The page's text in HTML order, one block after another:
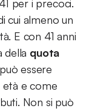
per i precoci.
cui almeno un
E con 41 anni
della quota
essere
età e come
Non si può